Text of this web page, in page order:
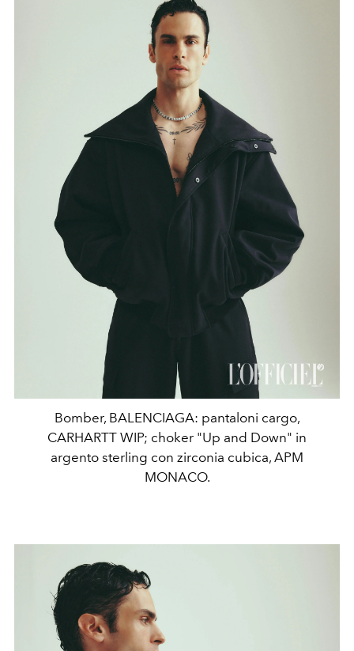
Bomber, BALENCIAGA: pantaloni cargo,
CARHARTT WIP; choker "Up and Down" in
argento sterling con zirconia cubica, APM
MONACO.